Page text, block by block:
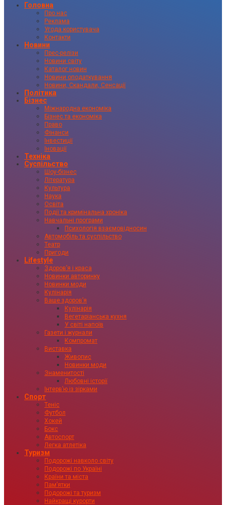
Головна
Про нас
Реклама
Угода користувача
Контакти
Новини
Прес-релізи
Новини світу
Каталог новин
Новини оподаткування
Новини, Скандали, Сенсації
Політика
Бізнес
Міжнародна економіка
Бізнес та економіка
Право
Фінанси
Інвестиції
Іновації
Техніка
Суспільство
Шоу-бізнес
Література
Культура
Наука
Освіта
Події та кримінальна хроніка
Навчальні програми
Психологія взаємовідносин
Автомобіль та суспільство
Театр
Пригоди
Lifestyle
Здоровʼя і краса
Новинки авторинку
Новинки моди
Кулінарія
Ваше здоровʼя
Кулінарія
Вегетаріанська кухня
У світі напоїв
Газети і журнали
Компромат
Виставка
Живопис
Новинки моди
Знаменитості
Любовні історії
Інтервʼю із зірками
Спорт
Теніс
Футбол
Хокей
Бокс
Автоспорт
Легка атлетіка
Туризм
Подорожі навколо світу
Подорожі по Україні
Країни та міста
Пам’ятки
Подорожі та туризм
Найкращі курорти